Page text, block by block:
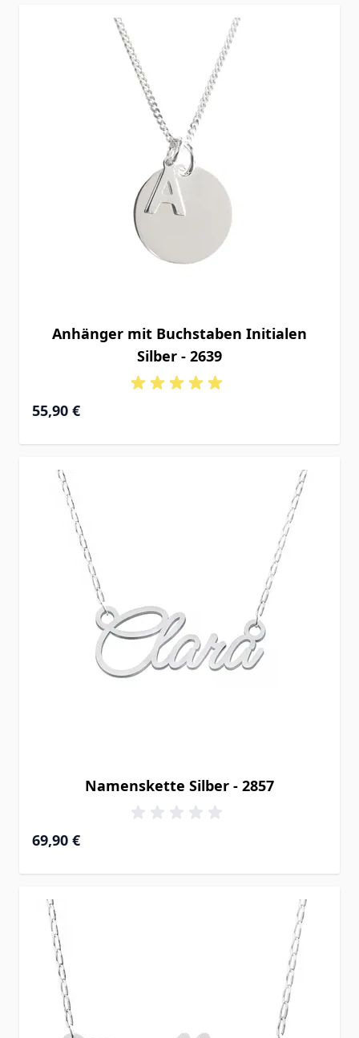
Anhänger mit Buchstaben Initialen
Silber - 2639
55,90 €
Namenskette Silber - 2857
69,90 €